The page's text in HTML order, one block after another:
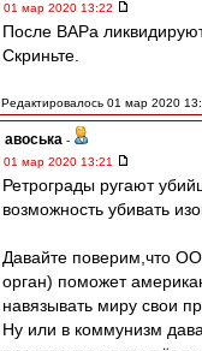
01 мар 2020 13:22
После ВАРа
Скриньте.
Редактировалось 01 мар 2020
авоська -
01 мар 2020 13:21
Ретрограды ругают
возможность убивать
Давайте поверим,что
орган) поможет
навязывать миру свои
Ну или в коммунизм